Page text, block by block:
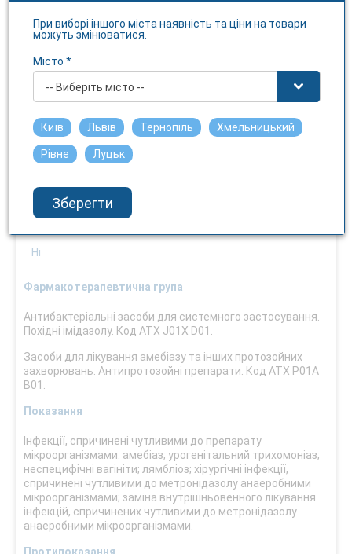
Ні
Спосіб застосування
внутрішньо
Взаємодія з їжею
Умови відпуску
За рецептом
не вище 30 С
Ні
Фармакотерапевтична група
Антибактеріальні засоби для системного застосування.
Похідні імідазолу. Код АТХ J01X D01.
Засоби для лікування амебіазу та інших протозойних
захворювань. Антипротозойні препарати. Код АТХ Р01А
В01.
Показання
Інфекції, спричинені чутливими до препарату
мікроорганізмами: амебіаз; урогенітальний трихомоніаз;
неспецифічні вагініти; лямбліоз; хірургічні інфекції,
спричинені чутливими до метронідазолу анаеробними
мікроорганізмами; заміна внутрішньовенного лікування
інфекцій, спричинених чутливими до метронідазолу
анаеробними мікроорганізмами.
При виборі іншого міста наявність та ціни на товари
можуть змінюватися.
Місто *
-- Виберіть місто --
Київ Львів Тернопіль Хмельницький
Рівне Луцьк
Зберегти